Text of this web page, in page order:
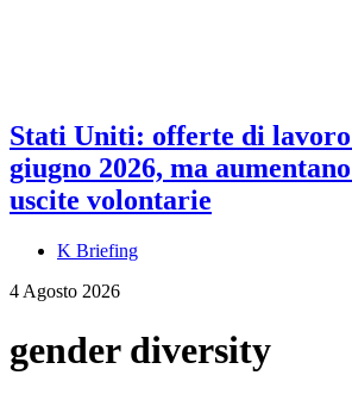
Stati Uniti: offerte di
giugno 2026, ma
uscite volontarie
K Briefing
4 Agosto 2026
gender diversity